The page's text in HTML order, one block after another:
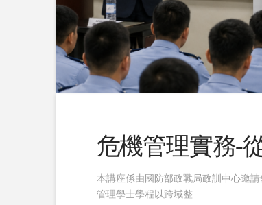
危機管理實務-
本講座係由國防部政戰局政訓中心邀
管理學士學程以跨域整 …